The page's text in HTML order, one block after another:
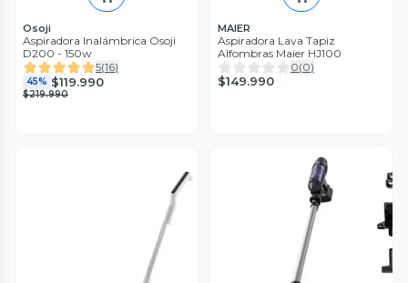
Osoji
Aspiradora Inalámbrica Osoji
D200 - 150w
5(16)
45% $119.990
$219.990
MAIER
Aspiradora Lava Tapiz
Alfombras Maier HJ100
0(0)
$149.990